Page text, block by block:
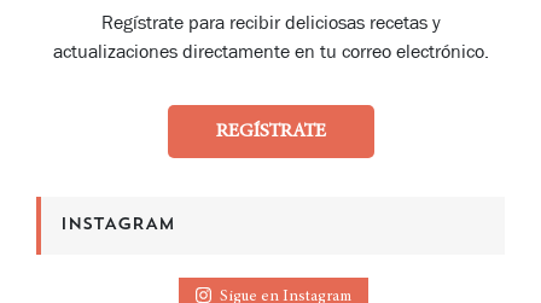
Regístrate para recibir deliciosas recetas y
actualizaciones directamente en tu correo electrónico.
REGÍSTRATE
INSTAGRAM
Sigue en Instagram